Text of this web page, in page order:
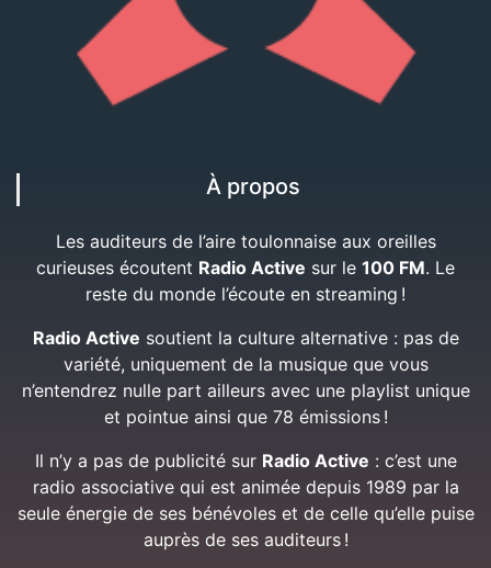
À propos
Les auditeurs de l’aire toulonnaise aux oreilles
curieuses écoutent Radio Active sur le 100 FM. Le
reste du monde l’écoute en streaming !
Radio Active soutient la culture alternative : pas de
variété, uniquement de la musique que vous
n’entendrez nulle part ailleurs avec une playlist unique
et pointue ainsi que 78 émissions !
Il n’y a pas de publicité sur Radio Active : c’est une
radio associative qui est animée depuis 1989 par la
seule énergie de ses bénévoles et de celle qu’elle puise
auprès de ses auditeurs !